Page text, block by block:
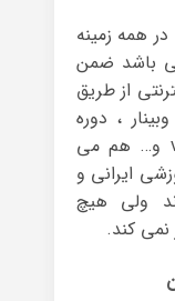
همه زمینه
باشد ضمن
از طریق
، دوره
های آموزشی و فروش اکانت vip و… هم می
ایرانی و
ولی هیچ
نمی کند.